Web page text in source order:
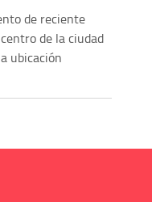
de reciente
de la ciudad
ubicación